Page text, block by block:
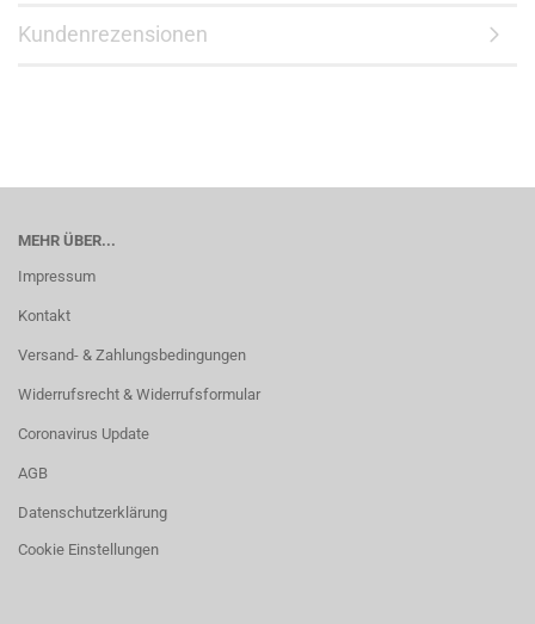
Kundenrezensionen
MEHR ÜBER...
Impressum
Kontakt
Versand- & Zahlungsbedingungen
Widerrufsrecht & Widerrufsformular
Coronavirus Update
AGB
Datenschutzerklärung
Cookie Einstellungen